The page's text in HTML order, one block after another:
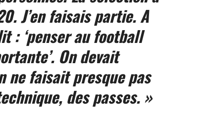
J’en faisais partie. A
: ‘penser au football
On devait
ne faisait presque pas
des passes. »